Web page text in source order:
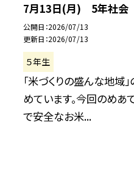
7月13日(月) 5年社会
公開日 2026/07/13
更新日 2026/07/13
５年生
「米づくりの盛んな地域
めています。今回のめあ
で安全なお米...